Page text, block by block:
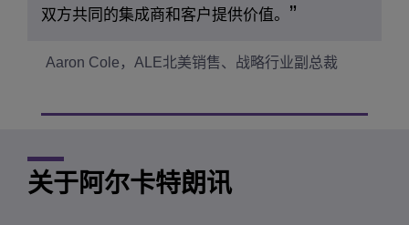
双方共同的集成商和客户提供价值。
Aaron Cole，ALE北美销售、战略行业副总裁
关于阿尔卡特朗讯